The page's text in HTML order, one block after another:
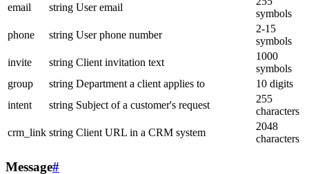
email
string User email
symbols
phone
string User phone number
2-15
symbols
invite
string Client invitation text
1000
symbols
group
string Department a client applies to
10 digits
intent
string Subject of a customer's request
255
characters
crm_link string Client URL in a CRM system
2048
characters
Message#